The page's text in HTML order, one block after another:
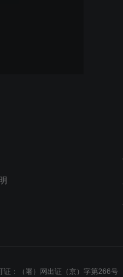
证：（署）网出证（京）字第266号